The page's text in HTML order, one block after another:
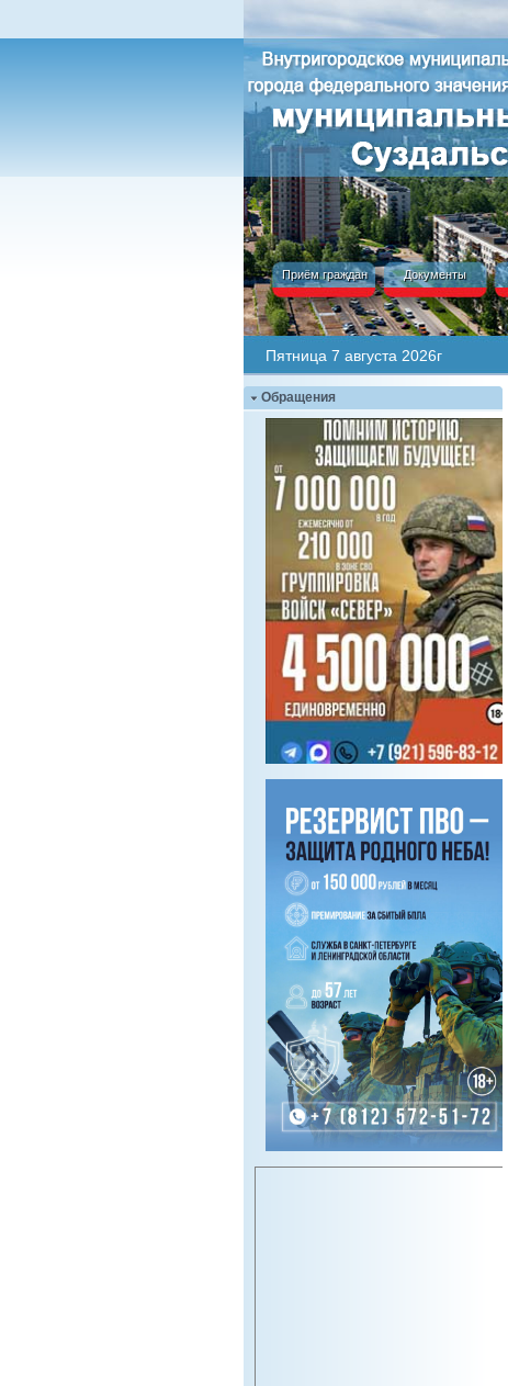
Приём граждан Документы
Пятница 7 августа 2026г
Обращения